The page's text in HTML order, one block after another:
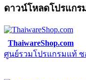
ดาวน์โหลดโปรแกร
ThaiwareShop.com
ศูนย์รวมโปรแกรมแท้